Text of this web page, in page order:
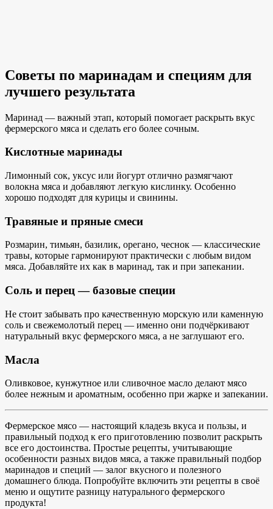
Советы по маринадам и специям для
лучшего результата
Маринад — важный этап, который помогает раскрыть вкус
фермерского мяса и сделать его более сочным.
Кислотные маринады
Лимонный сок, уксус или йогурт отлично размягчают
волокна мяса и добавляют легкую кислинку. Особенно
хорошо подходят для курицы и свинины.
Травяные и пряные смеси
Розмарин, тимьян, базилик, орегано, чеснок — классические
травы, которые гармонируют практически с любым видом
мяса. Добавляйте их как в маринад, так и при запекании.
Соль и перец — базовые специи
Не стоит забывать про качественную морскую или каменную
соль и свежемолотый перец — именно они подчёркивают
натуральный вкус фермерского мяса, а не заглушают его.
Масла
Оливковое, кунжутное или сливочное масло делают мясо
более нежным и ароматным, особенно при жарке и запекании.
Фермерское мясо — настоящий кладезь вкуса и пользы, и
правильный подход к его приготовлению позволит раскрыть
все его достоинства. Простые рецепты, учитывающие
особенности разных видов мяса, а также правильный подбор
маринадов и специй — залог вкусного и полезного
домашнего блюда. Попробуйте включить эти рецепты в своё
меню и ощутите разницу натурального фермерского
продукта!